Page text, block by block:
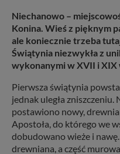
Niechanowo –
Konina. Wieś z pięknym
ale koniecznie trzeba
Świątynia niezwykła z
wykonanymi w XVII i XIX
Pierwsza świątynia
jednak uległa zniszczeniu.
postawiono nowy,
Apostoła, do którego we
dobudowano wieże i
drewniana, a część